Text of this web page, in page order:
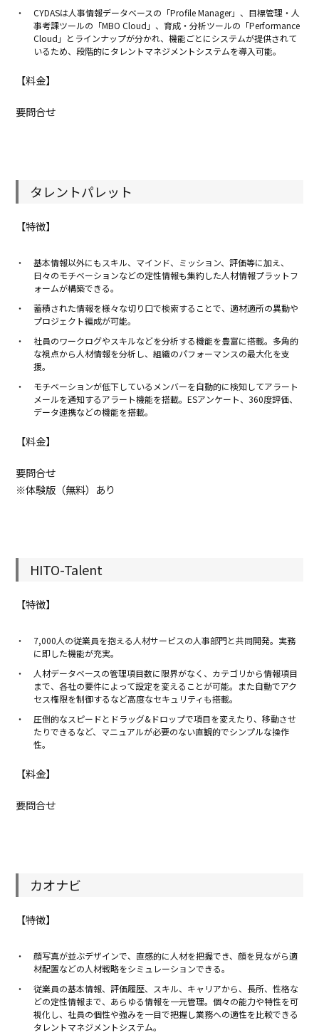
CYDASは人事情報データベースの「Profile Manager」、目標管理・人
事考課ツールの「MBO Cloud」、育成・分析ツールの「Performance
Cloud」とラインナップが分かれ、機能ごとにシステムが提供されて
いるため、段階的にタレントマネジメントシステムを導入可能。
【料金】
要問合せ
タレントパレット
【特徴】
基本情報以外にもスキル、マインド、ミッション、評価等に加え、
日々のモチベーションなどの定性情報も集約した人材情報プラットフ
ォームが構築できる。
蓄積された情報を様々な切り口で検索することで、適材適所の異動や
プロジェクト編成が可能。
社員のワークログやスキルなどを分析する機能を豊富に搭載。多角的
な視点から人材情報を分析し、組織のパフォーマンスの最大化を支
援。
モチベーションが低下しているメンバーを自動的に検知してアラート
メールを通知するアラート機能を搭載。ESアンケート、360度評価、
データ連携などの機能を搭載。
【料金】
要問合せ
※体験版（無料）あり
HITO-Talent
【特徴】
7,000人の従業員を抱える人材サービスの人事部門と共同開発。実務
に即した機能が充実。
人材データベースの管理項目数に限界がなく、カテゴリから情報項目
まで、各社の要件によって設定を変えることが可能。また自動でアク
セス権限を制御するなど高度なセキュリティも搭載。
圧倒的なスピードとドラッグ&ドロップで項目を変えたり、移動させ
たりできるなど、マニュアルが必要のない直観的でシンプルな操作
性。
【料金】
要問合せ
カオナビ
【特徴】
顔写真が並ぶデザインで、直感的に人材を把握でき、顔を見ながら適
材配置などの人材戦略をシミュレーションできる。
従業員の基本情報、評価履歴、スキル、キャリアから、長所、性格な
どの定性情報まで、あらゆる情報を一元管理。個々の能力や特性を可
視化し、社員の個性や強みを一目で把握し業務への適性を比較できる
タレントマネジメントシステム。